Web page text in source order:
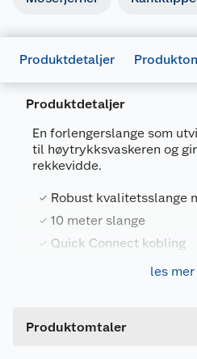
Produktdetaljer
Produktdetaljer
En forlengerslange som
til høytrykksvaskeren og
rekkevidde.
Robust kvalitetsslange
10 meter slange
Quick Connect kobling
For Kärcher
Kärcher forlengerslange
les mer
Produktomtaler
Artikkelnummer
Leverandørens